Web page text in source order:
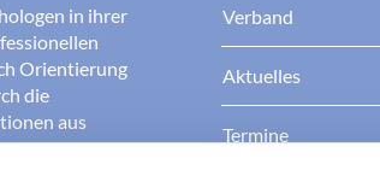
in ihrer
Orientierung
die
aus
Verband
Aktuelles
Termine